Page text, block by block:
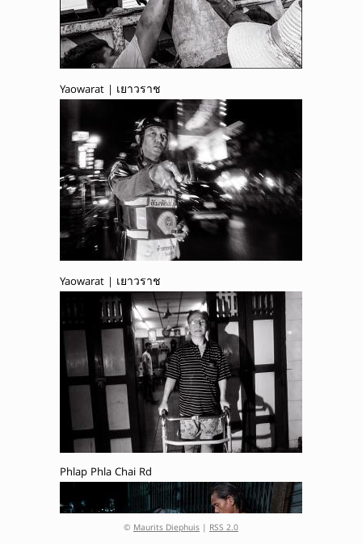
Yaowarat | เยาวราช
Yaowarat | เยาวราช
Phlap Phla Chai Rd
© Maurits Diephuis | RSS 2.0